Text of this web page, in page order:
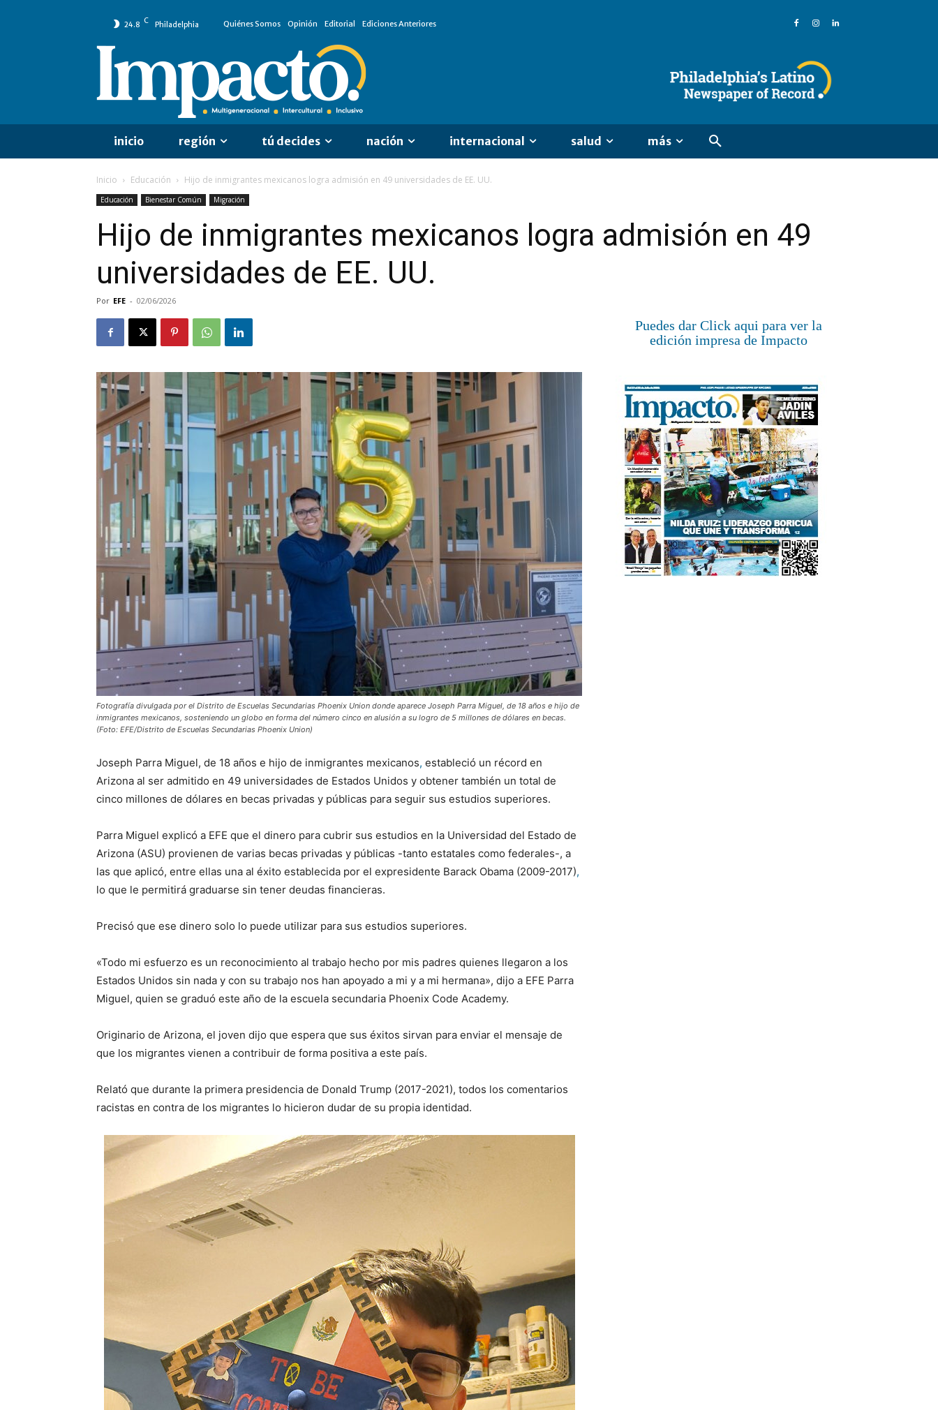
24.8 C Philadelphia Quiénes Somos Opinión Editorial Ediciones Anteriores
inicio región tú decides nación internacional salud más
Inicio Educación Hijo de inmigrantes mexicanos logra admisión en 49 universidades de EE. UU.
Educación Bienestar Común Migración
Hijo de inmigrantes mexicanos logra admisión en 49
universidades de EE. UU.
Por EFE - 02/06/2026
Fotografía divulgada por el Distrito de Escuelas Secundarias Phoenix Union donde aparece Joseph Parra Miguel, de 18 años e hijo de
inmigrantes mexicanos, sosteniendo un globo en forma del número cinco en alusión a su logro de 5 millones de dólares en becas.
(Foto: EFE/Distrito de Escuelas Secundarias Phoenix Union)
Joseph Parra Miguel, de 18 años e hijo de inmigrantes mexicanos, estableció un récord en
Arizona al ser admitido en 49 universidades de Estados Unidos y obtener también un total de
cinco millones de dólares en becas privadas y públicas para seguir sus estudios superiores.
Parra Miguel explicó a EFE que el dinero para cubrir sus estudios en la Universidad del Estado de
Arizona (ASU) provienen de varias becas privadas y públicas -tanto estatales como federales-, a
las que aplicó, entre ellas una al éxito establecida por el expresidente Barack Obama (2009-2017),
lo que le permitirá graduarse sin tener deudas financieras.
Precisó que ese dinero solo lo puede utilizar para sus estudios superiores.
«Todo mi esfuerzo es un reconocimiento al trabajo hecho por mis padres quienes llegaron a los
Estados Unidos sin nada y con su trabajo nos han apoyado a mi y a mi hermana», dijo a EFE Parra
Miguel, quien se graduó este año de la escuela secundaria Phoenix Code Academy.
Originario de Arizona, el joven dijo que espera que sus éxitos sirvan para enviar el mensaje de
que los migrantes vienen a contribuir de forma positiva a este país.
Relató que durante la primera presidencia de Donald Trump (2017-2021), todos los comentarios
racistas en contra de los migrantes lo hicieron dudar de su propia identidad.
Puedes dar Click aqui para ver la
edición impresa de Impacto